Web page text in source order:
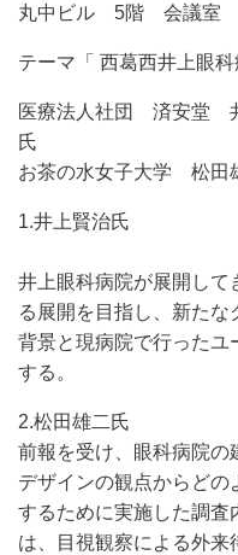
丸中ビル 5階 会議室
テーマ「 西葛西井上眼
医療法人社団 済安堂
氏
お茶の水女子大学 松田
1.井上賢治氏
井上眼科病院が展開して
る展開を目指し、新た
背景と現病院で行ったユ
する。
2.松田雄二氏
前報を受け、眼科病院の
デザインの観点からどの
するために実施した調査
は、目視観察による外来